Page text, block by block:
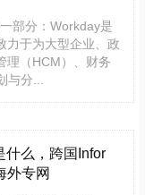
部分：Workday是
力于为大型企业、政
理（HCM）、财务
分...
什么，跨国Infor
外专网